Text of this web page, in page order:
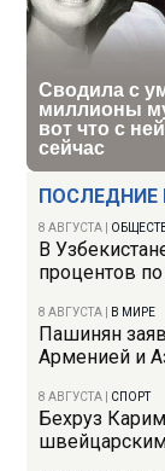
ПОСЛЕДНИЕ
8 АВГУСТА
В
процентов
8 АВГУСТА В МИРЕ
Пашинян
Арменией и
8 АВГУСТА СПОРТ
Бехруз